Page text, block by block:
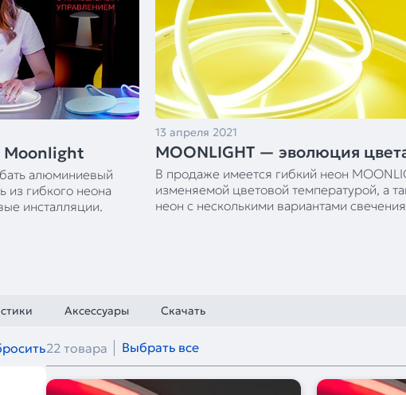
Moonlight
алюминиевый
из гибкого неона
инсталляции.
13 апреля 2021
MOONLIGHT — эволюция
В продаже имеется гибкий неон
изменяемой цветовой температурой, а
неон с несколькими вариантами свечения
Аксессуары Скачать
22 товара Выбрать все